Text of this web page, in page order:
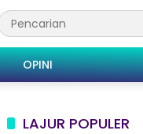
OPINI
LAJUR POPULER